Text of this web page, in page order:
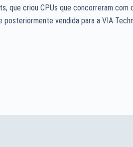
criou CPUs que concorreram com
vendida para a VIA